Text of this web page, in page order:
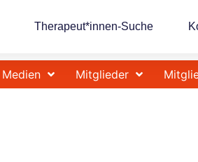
Therapeut*innen-Suche
Medien Mitglieder